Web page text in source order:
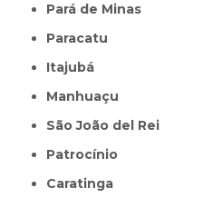
Pará de Minas
Paracatu
Itajubá
Manhuaçu
São João del Rei
Patrocínio
Caratinga